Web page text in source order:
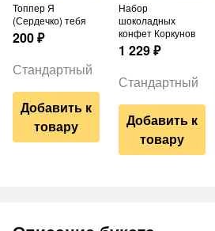
Топпер Я
(Сердечко) тебя
200₽
Стандартный
Добавить к
товару
Набор
шоколадных
конфет Коркунов
1 229₽
Стандартный
Добавить к
товару